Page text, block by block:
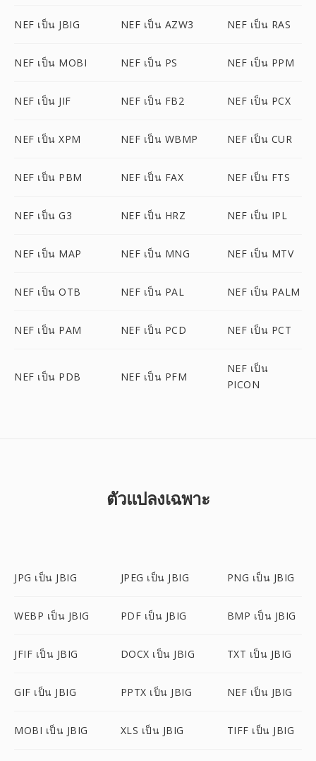
NEF เป็น JBIG NEF เป็น AZW3 NEF เป็น RAS
NEF เป็น MOBI NEF เป็น PS NEF เป็น PPM
NEF เป็น JIF NEF เป็น FB2 NEF เป็น PCX
NEF เป็น XPM NEF เป็น WBMP NEF เป็น CUR
NEF เป็น PBM NEF เป็น FAX NEF เป็น FTS
NEF เป็น G3 NEF เป็น HRZ NEF เป็น IPL
NEF เป็น MAP NEF เป็น MNG NEF เป็น MTV
NEF เป็น OTB NEF เป็น PAL NEF เป็น PALM
NEF เป็น PAM NEF เป็น PCD NEF เป็น PCT
NEF เป็น PDB NEF เป็น PFM
NEF เป็น
PICON
ตัวแปลงเฉพาะ
JPG เป็น JBIG JPEG เป็น JBIG PNG เป็น JBIG
WEBP เป็น JBIG PDF เป็น JBIG BMP เป็น JBIG
JFIF เป็น JBIG DOCX เป็น JBIG TXT เป็น JBIG
GIF เป็น JBIG PPTX เป็น JBIG NEF เป็น JBIG
MOBI เป็น JBIG XLS เป็น JBIG TIFF เป็น JBIG